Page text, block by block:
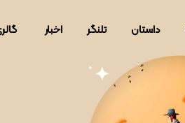
داستان تلنگر اخبار